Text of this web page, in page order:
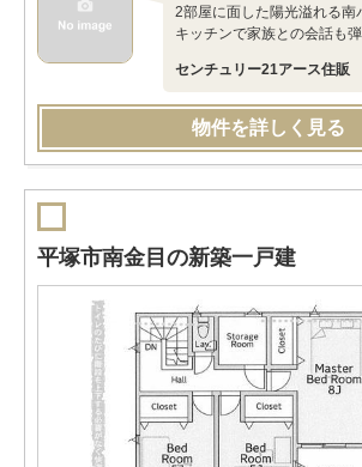
2部屋に面した陽光溢れる南
キッチンで家族との会話も弾
センチュリー21アース住販
物件を詳しく見る
平塚市南金目の新築一戸建